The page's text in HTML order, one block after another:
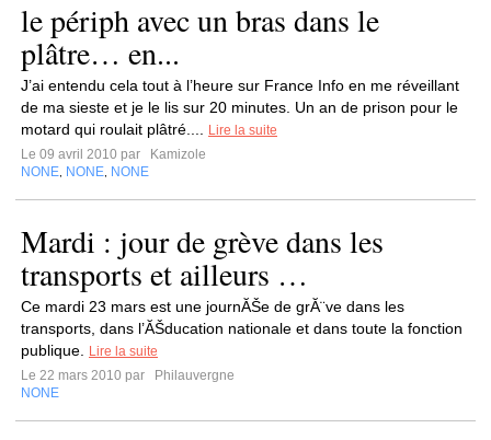
le périph avec un bras dans le
plâtre… en...
J’ai entendu cela tout à l’heure sur France Info en me réveillant
de ma sieste et je le lis sur 20 minutes. Un an de prison pour le
motard qui roulait plâtré....
Lire la suite
Le 09 avril 2010 par
Kamizole
NONE NONE NONE
Mardi : jour de grève dans les
transports et ailleurs …
Ce mardi 23 mars est une journĂŠe de grĂ¨ve dans les
transports, dans l’ĂŠducation nationale et dans toute la fonction
publique.
Lire la suite
Le 22 mars 2010 par
Philauvergne
NONE